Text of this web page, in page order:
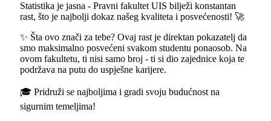
Statistika je jasna - Pravni fakultet UIS bilježi konstantan
rast, što je najbolji dokaz našeg kvaliteta i posvećenosti! 🚀
✨ Šta ovo znači za tebe? Ovaj rast je direktan pokazatelj da
smo maksimalno posvećeni svakom studentu ponaosob. Na
ovom fakultetu, ti nisi samo broj - ti si dio zajednice koja te
podržava na putu do uspješne karijere.
🎓 Pridruži se najboljima i gradi svoju budućnost na
sigurnim temeljima!